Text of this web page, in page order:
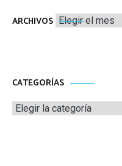
ARCHIVOS Archivos
CATEGORÍAS
Categorías